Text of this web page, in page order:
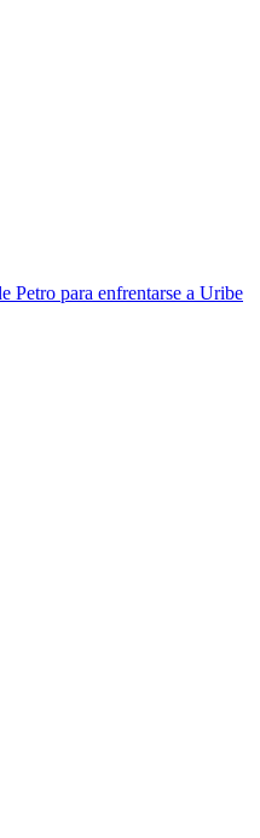
Petro para enfrentarse a Uribe